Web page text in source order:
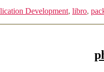
Development, libro,